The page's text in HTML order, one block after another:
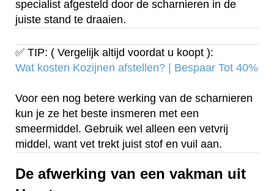
specialist afgesteld door de scharnieren in de
juiste stand te draaien.
✅ TIP: ( Vergelijk altijd voordat u koopt ):
Wat kosten Kozijnen afstellen? | Bespaar Tot 40%‎
Voor een nog betere werking van de scharnieren
kun je ze het beste insmeren met een
smeermiddel. Gebruik wel alleen een vetvrij
middel, want vet trekt juist stof en vuil aan.
De afwerking van een vakman uit